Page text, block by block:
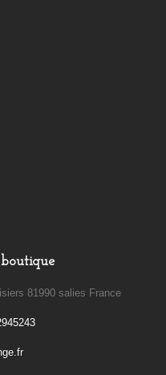
81990 salies France